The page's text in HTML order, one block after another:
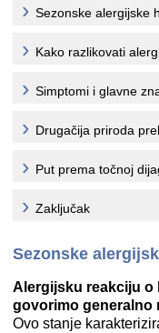
Sezonske alergijske
Kako razlikovati
Simptomi i glavne
Drugačija priroda
Put prema točnoj
Zaključak
Sezonske
Alergijsku reakciju o
govorimo generalno
Ovo stanje